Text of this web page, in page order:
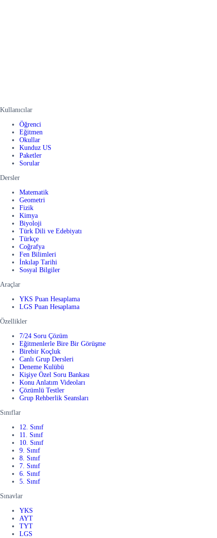
Kullanıcılar
Öğrenci
Eğitmen
Okullar
Kunduz US
Paketler
Sorular
Dersler
Matematik
Geometri
Fizik
Kimya
Biyoloji
Türk Dili ve Edebiyatı
Türkçe
Coğrafya
Fen Bilimleri
İnkılap Tarihi
Sosyal Bilgiler
Araçlar
YKS Puan Hesaplama
LGS Puan Hesaplama
Özellikler
7/24 Soru Çözüm
Eğitmenlerle Bire Bir Görüşme
Birebir Koçluk
Canlı Grup Dersleri
Deneme Kulübü
Kişiye Özel Soru Bankası
Konu Anlatım Videoları
Çözümlü Testler
Grup Rehberlik Seansları
Sınıflar
12. Sınıf
11. Sınıf
10. Sınıf
9. Sınıf
8. Sınıf
7. Sınıf
6. Sınıf
5. Sınıf
Sınavlar
YKS
AYT
TYT
LGS